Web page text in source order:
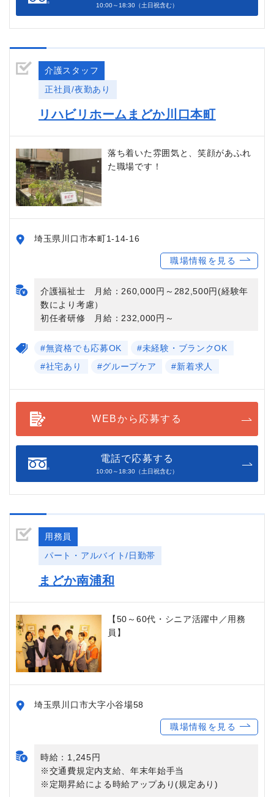
10:00～18:30（土日祝含む）
介護スタッフ
正社員/夜勤あり
リハビリホームまどか川口本町
落ち着いた雰囲気と、笑顔があふれ
た職場です！
埼玉県川口市本町1-14-16
職場情報を見る
介護福祉士 月給：260,000円～282,500円(経験年
数により考慮）
初任者研修 月給：232,000円～
#無資格でも応募OK
#未経験・ブランクOK
#社宅あり
#グループケア #新着求人
WEBから応募する
電話で応募する
10:00～18:30（土日祝含む）
用務員
パート・アルバイト/日勤帯
まどか南浦和
【50～60代・シニア活躍中／用務
員】
埼玉県川口市大字小谷場58
職場情報を見る
時給：1,245円
※交通費規定内支給、年末年始手当
※定期昇給による時給アップあり(規定あり)